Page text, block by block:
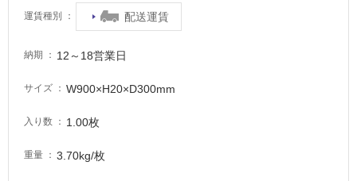
運賃種別 配送運賃
納期 12～18営業日
サイズ W900×H20×D300mm
入り数 1.00枚
重量 3.70kg/枚
浴
床・
車
場
常